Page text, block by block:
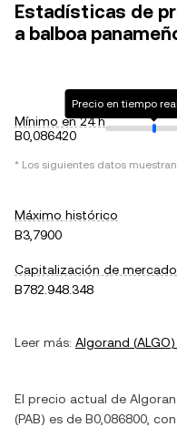
Estadísticas de
a balboa
Mínimo en 24 h
B0,086420
Precio en tiempo
* Los siguientes datos
Máximo histórico
B3,7900
Capitalización de mercado
B782.948.348
Leer más: Algorand (ALGO
El precio actual de
(PAB) es de B0,086800 , con